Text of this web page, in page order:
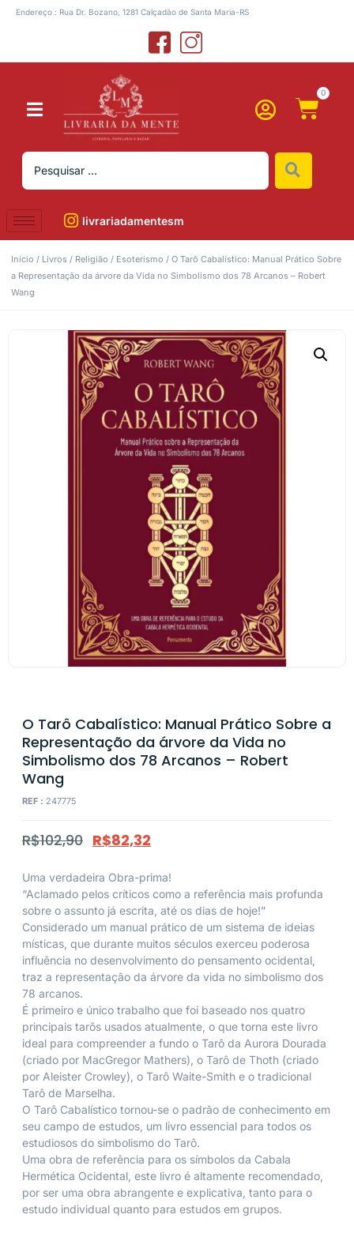
Endereço : Rua Dr. Bozano, 1281 Calçadão de Santa Maria-RS
0
livrariadamentesm
Início / Livros / Religião / Esoterismo / O Tarô Cabalístico: Manual Prático Sobre
a Representação da árvore da Vida no Simbolismo dos 78 Arcanos – Robert
Wang
O Tarô Cabalístico: Manual Prático Sobre a
Representação da árvore da Vida no
Simbolismo dos 78 Arcanos – Robert
Wang
REF : 247775
R$102,90 R$82,32
Uma verdadeira Obra-prima!
“Aclamado pelos críticos como a referência mais profunda
sobre o assunto já escrita, até os dias de hoje!”
Considerado um manual prático de um sistema de ideias
místicas, que durante muitos séculos exerceu poderosa
influência no desenvolvimento do pensamento ocidental,
traz a representação da árvore da vida no simbolismo dos
78 arcanos.
É primeiro e único trabalho que foi baseado nos quatro
principais tarôs usados atualmente, o que torna este livro
ideal para compreender a fundo o Tarô da Aurora Dourada
(criado por MacGregor Mathers), o Tarô de Thoth (criado
por Aleister Crowley), o Tarô Waite-Smith e o tradicional
Tarô de Marselha.
O Tarô Cabalístico tornou-se o padrão de conhecimento em
seu campo de estudos, um livro essencial para todos os
estudiosos do simbolismo do Tarô.
Uma obra de referência para os símbolos da Cabala
Hermética Ocidental, este livro é altamente recomendado,
por ser uma obra abrangente e explicativa, tanto para o
estudo individual quanto para estudos em grupos.